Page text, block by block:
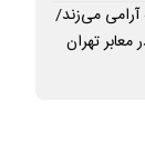
آرامی می‌زند/
تهران